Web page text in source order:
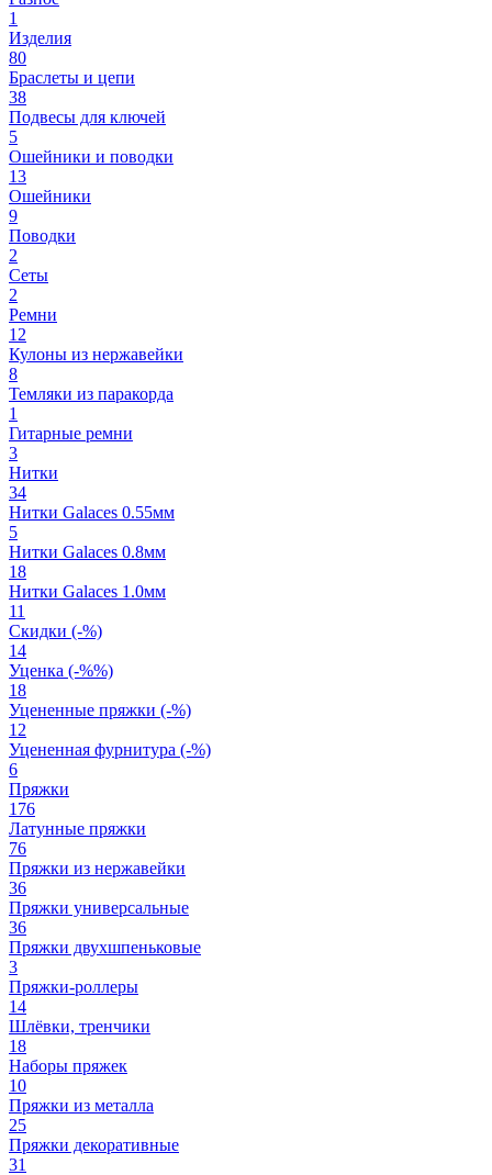
1
Изделия
80
Браслеты и цепи
38
Подвесы для ключей
5
Ошейники и поводки
13
Ошейники
9
Поводки
2
Сеты
2
Ремни
12
Кулоны из нержавейки
8
Темляки из паракорда
1
Гитарные ремни
3
Нитки
34
Нитки Galaces 0.55мм
5
Нитки Galaces 0.8мм
18
Нитки Galaces 1.0мм
11
Скидки (-%)
14
Уценка (-%%)
18
Уцененные пряжки (-%)
12
Уцененная фурнитура (-%)
6
Пряжки
176
Латунные пряжки
76
Пряжки из нержавейки
36
Пряжки универсальные
36
Пряжки двухшпеньковые
3
Пряжки-роллеры
14
Шлёвки, тренчики
18
Наборы пряжек
10
Пряжки из металла
25
Пряжки декоративные
31